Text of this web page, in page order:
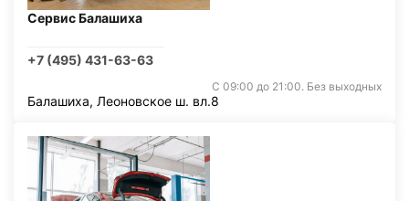
Сервис Балашиха
+7 (495) 431-63-63
С 09:00 до 21:00. Без выходных
Балашиха, Леоновское ш. вл.8